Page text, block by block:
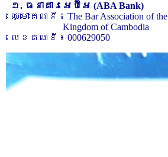
១. ធនាគារអេប៊ីអេ (ABA Bank)
ឈ្មោះគណនី ៖ The Bar Association of the
Kingdom of Cambodia
លេខគណនី ៖ 000629050